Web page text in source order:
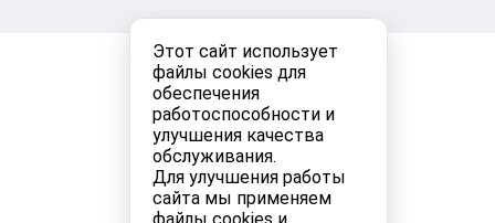
Этот сайт использует
файлы cookies для
обеспечения
работоспособности и
улучшения качества
обслуживания.
Для улучшения работы
сайта мы применяем